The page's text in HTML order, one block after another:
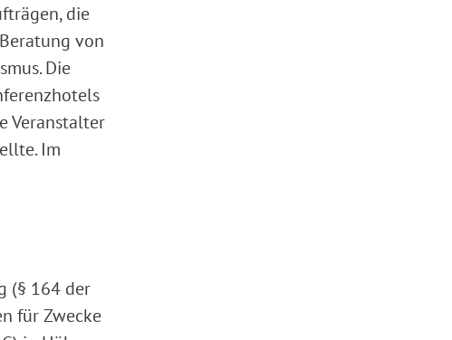
die
von
Die
Veranstalter
Im
(§ 164 der
für Zwecke